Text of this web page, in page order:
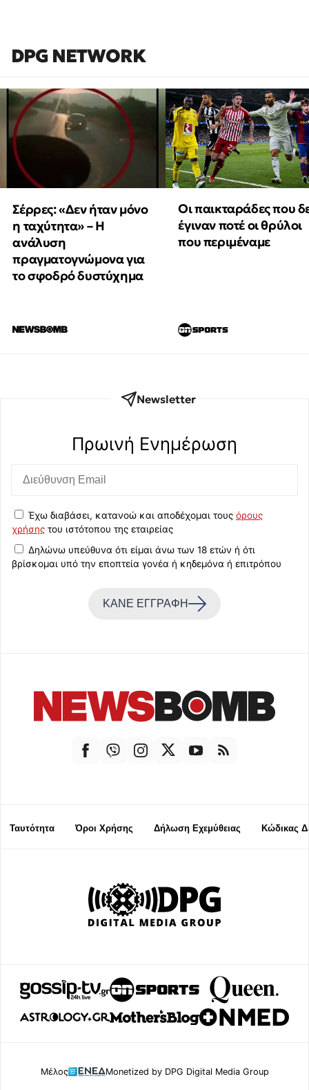
DPG NETWORK
Σέρρες: «Δεν ήταν μόνο
η ταχύτητα» – Η
ανάλυση
πραγματογνώμονα για
το σφοδρό δυστύχημα
Οι παικταράδες που
έγιναν ποτέ οι θρύλοι
που περιμέναμε
Newsletter
Πρωινή Eνημέρωση
Έχω διαβάσει, κατανοώ και αποδέχομαι τους όρους
χρήσης του ιστότοπου της εταιρείας
Δηλώνω υπεύθυνα ότι είμαι άνω των 18 ετών ή ότι
βρίσκομαι υπό την εποπτεία γονέα ή κηδεμόνα ή επιτρόπου
ΚΑΝΕ ΕΓΓΡΑΦΗ
Ταυτότητα Όροι Χρήσης Δήλωση Εχεμύθειας Κώδικας
Μέλος Monetized by DPG Digital Media Group